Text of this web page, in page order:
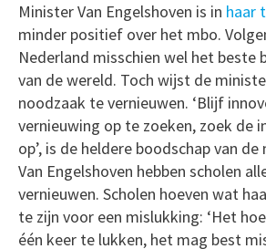
Minister Van Engelshoven is in haar
minder positief over het mbo.
Nederland misschien wel het beste
van de wereld. Toch wijst de
noodzaak te vernieuwen. ‘Blijf
vernieuwing op te zoeken, zoek de
op’, is de heldere boodschap van
Van Engelshoven hebben scholen
vernieuwen. Scholen hoeven wat
te zijn voor een mislukking: ‘Het
één keer te lukken, het mag best